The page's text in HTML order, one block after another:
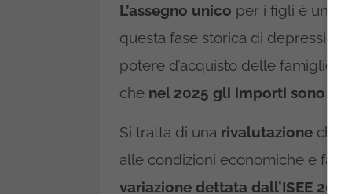
L’assegno unico per i figli è un
questa fase storica di
potere d’acquisto delle famiglie.
che nel 2025 gli importi sono
Si tratta di una rivalutazione che
alle condizioni economiche e
variazione dettata dall’ISEE 2025.